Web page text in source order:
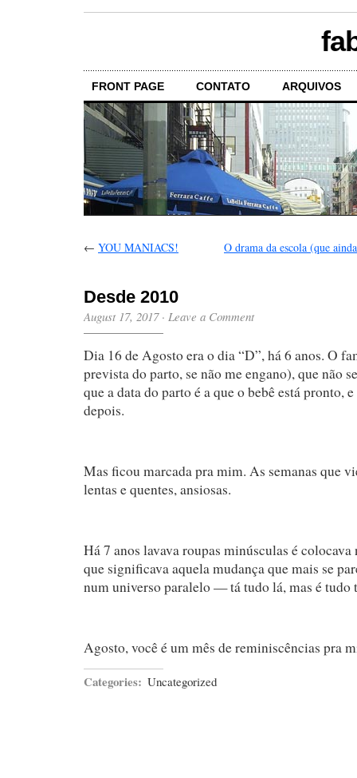
FRONT PAGE CONTATO ARQUIVOS
← YOU MANIACS! O drama da escola (que
Desde 2010
August 17, 2017· Leave a Comment
Dia 16 de Agosto era o dia “D”, há 6 anos. O
prevista do parto, se não me engano), que não
que a data do parto é a que o bebê está pronto,
depois.
Mas ficou marcada pra mim. As semanas que
lentas e quentes, ansiosas.
Há 7 anos lavava roupas minúsculas é colocava
que significava aquela mudança que mais se
num universo paralelo — tá tudo lá, mas é tudo
Agosto, você é um mês de reminiscências pra
Categories: Uncategorized